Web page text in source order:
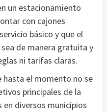
un estacionamiento
con cajones
básico y que el
de manera gratuita y
ni tarifas claras.
hasta el momento no se
principales de la
diversos municipios